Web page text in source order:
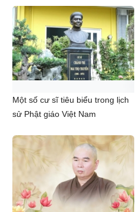
Một số cư sĩ tiêu biểu trong lịch
sử Phật giáo Việt Nam